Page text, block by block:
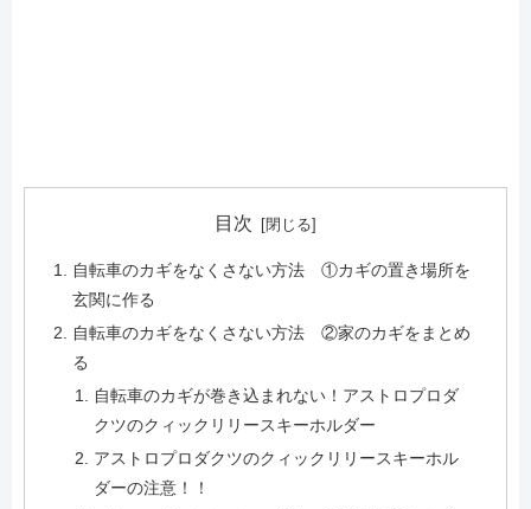
目次
自転車のカギをなくさない方法 ①カギの置き場所を
玄関に作る
自転車のカギをなくさない方法 ②家のカギをまとめ
る
自転車のカギが巻き込まれない！アストロプロダ
クツのクィックリリースキーホルダー
アストロプロダクツのクィックリリースキーホル
ダーの注意！！